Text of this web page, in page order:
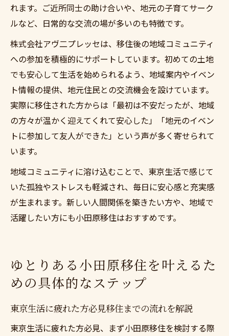
れます。ご近所同士の助け合いや、地元の子育てサーク
ルなど、日常的な交流の場が多いのも特徴です。
株式会社アヴ二プレッセは、移住後の地域コミュニティ
への参加を積極的にサポートしています。初めての土地
でも安心して生活を始められるよう、地域案内やイベン
ト情報の提供、地元住民との交流機会を設けています。
実際に移住された方からは「最初は不安だったが、地域
の方々が温かく迎えてくれて安心した」「地元のイベン
トに参加して友人ができた」という声が多く寄せられて
います。
地域コミュニティに溶け込むことで、東京生活で感じて
いた孤独やストレスも軽減され、毎日に安心感と充実感
が生まれます。新しい人間関係を築きたい方や、地域で
活躍したい方にも小田原移住はおすすめです。
ゆとりある小田原移住を叶えるた
めの具体的なステップ
東京生活に疲れた方必見移住までの流れを解説
東京生活に疲れた方必見、まず小田原移住を検討する際